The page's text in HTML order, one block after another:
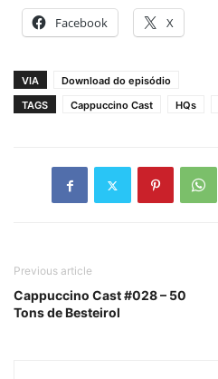
Facebook X
VIA
Download do episódio
TAGS
Cappuccino Cast HQs
Previous article
Cappuccino Cast #028 – 50
Tons de Besteirol